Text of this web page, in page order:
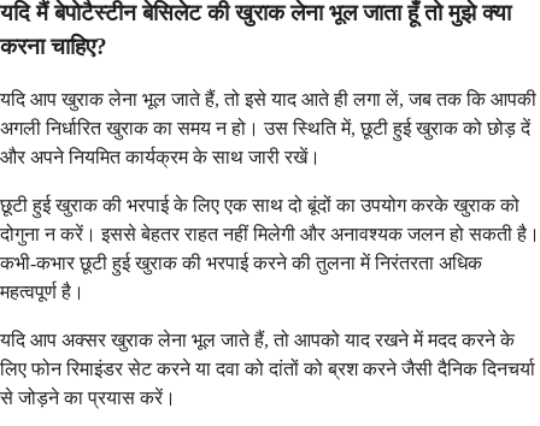
यदि मैं बेपोटैस्टीन बेसिलेट की खुराक लेना भूल जाता हूँ तो मुझे क्या
करना चाहिए?
यदि आप खुराक लेना भूल जाते हैं, तो इसे याद आते ही लगा लें, जब तक कि आपकी
अगली निर्धारित खुराक का समय न हो। उस स्थिति में, छूटी हुई खुराक को छोड़ दें
और अपने नियमित कार्यक्रम के साथ जारी रखें।
छूटी हुई खुराक की भरपाई के लिए एक साथ दो बूंदों का उपयोग करके खुराक को
दोगुना न करें। इससे बेहतर राहत नहीं मिलेगी और अनावश्यक जलन हो सकती है।
कभी-कभार छूटी हुई खुराक की भरपाई करने की तुलना में निरंतरता अधिक
महत्वपूर्ण है।
यदि आप अक्सर खुराक लेना भूल जाते हैं, तो आपको याद रखने में मदद करने के
लिए फोन रिमाइंडर सेट करने या दवा को दांतों को ब्रश करने जैसी दैनिक दिनचर्या
से जोड़ने का प्रयास करें।